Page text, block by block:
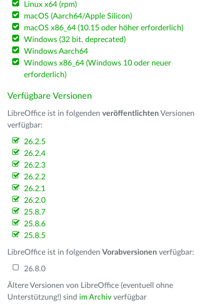
Linux x64 (rpm)
macOS (Aarch64/Apple Silicon)
macOS x86_64 (10.15 oder höher erforderlich)
Windows (32 bit, deprecated)
Windows Aarch64
Windows x86_64 (Windows 10 oder neuer
erforderlich)
Verfügbare Versionen
LibreOffice ist in folgenden veröffentlichten Versionen
verfügbar:
26.2.5
26.2.4
26.2.3
26.2.2
26.2.1
26.2.0
25.8.7
25.8.6
25.8.5
LibreOffice ist in folgenden Vorabversionen verfügbar:
26.8.0
Ältere Versionen von LibreOffice (eventuell ohne
Unterstützung!) sind im Archiv verfügbar